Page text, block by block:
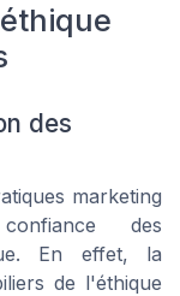
des
marketing
des
En effet, la
de l'éthique